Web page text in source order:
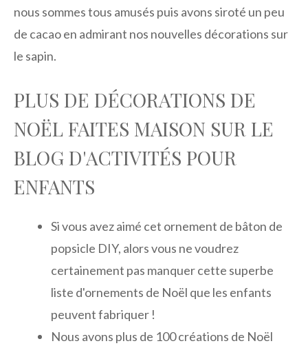
nous sommes tous amusés puis avons siroté un peu
de cacao en admirant nos nouvelles décorations sur
le sapin.
PLUS DE DÉCORATIONS DE
NOËL FAITES MAISON SUR LE
BLOG D'ACTIVITÉS POUR
ENFANTS
Si vous avez aimé cet ornement de bâton de
popsicle DIY, alors vous ne voudrez
certainement pas manquer cette superbe
liste d'ornements de Noël que les enfants
peuvent fabriquer !
Nous avons plus de 100 créations de Noël